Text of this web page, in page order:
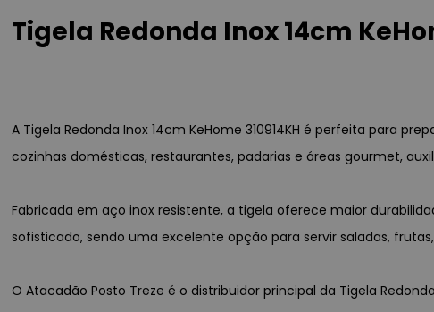
Tigela Redonda Inox 14cm
A Tigela Redonda Inox 14cm KeHome 310914KH é perfeita para
cozinhas domésticas, restaurantes, padarias e áreas gourmet,
Fabricada em aço inox resistente, a tigela oferece maior
sofisticado, sendo uma excelente opção para servir saladas,
O Atacadão Posto Treze é o distribuidor principal da Tigela